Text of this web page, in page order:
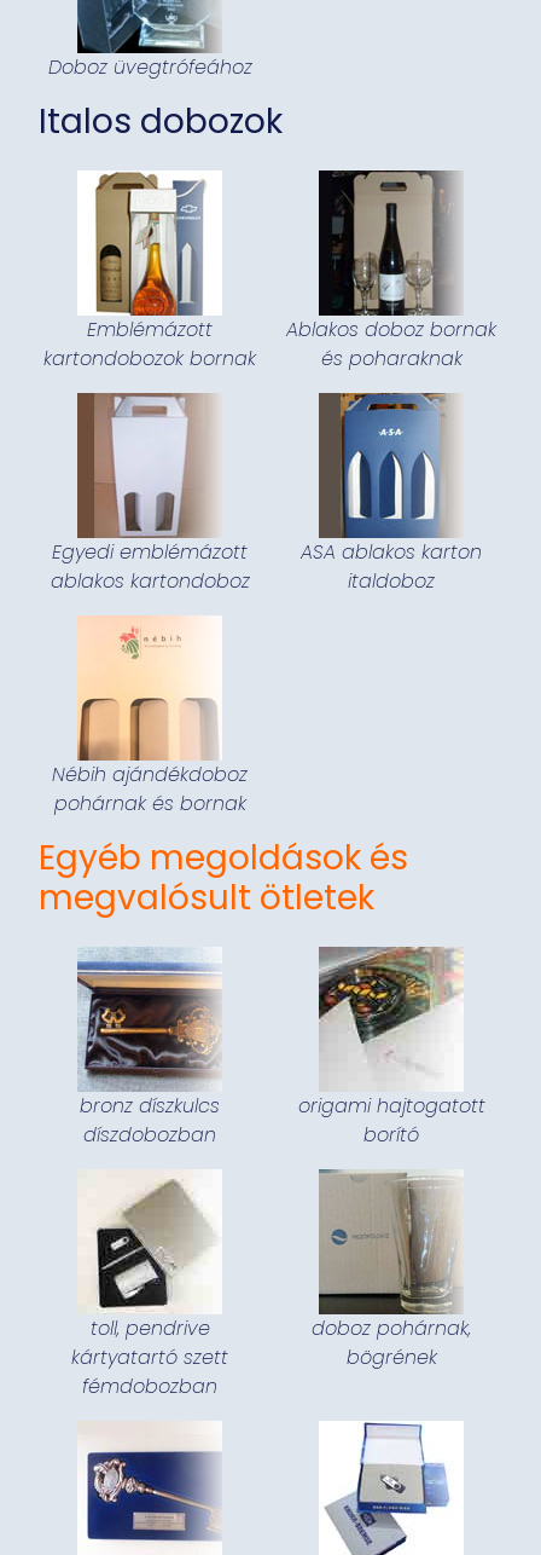
Doboz üvegtrófeához
Italos dobozok
Emblémázott
kartondobozok bornak
Ablakos doboz bornak
és poharaknak
Egyedi emblémázott
ablakos kartondoboz
ASA ablakos karton
italdoboz
Nébih ajándékdoboz
pohárnak és bornak
Egyéb megoldások és
megvalósult ötletek
bronz díszkulcs
díszdobozban
origami hajtogatott
borító
toll, pendrive
kártyatartó szett
fémdobozban
doboz pohárnak,
bögrének